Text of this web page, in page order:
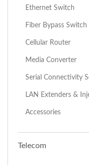
Ethernet Switch
Fiber Bypass Switch
Cellular Router
Media Converter
Serial Connectivity
LAN Extenders &
Accessories
Telecom